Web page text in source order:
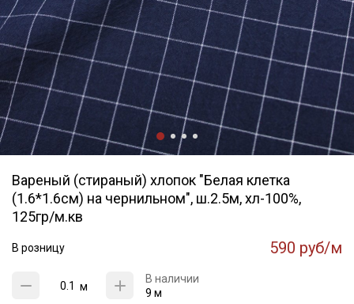
Вареный (стираный) хлопок "Белая клетка
(1.6*1.6см) на чернильном", ш.2.5м, хл-100%,
125гр/м.кв
В розницу 590 руб/м
м
В наличии
9 м